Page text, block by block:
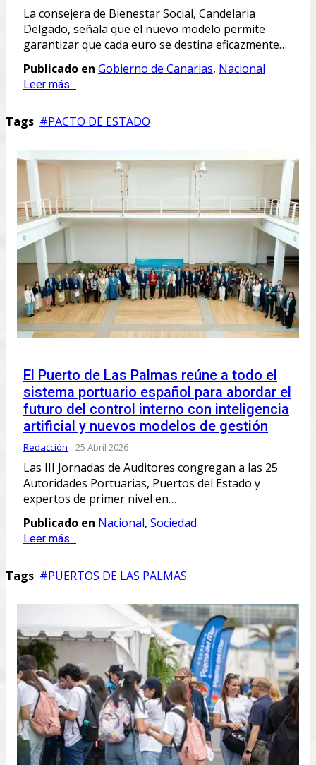
La consejera de Bienestar Social, Candelaria
Delgado, señala que el nuevo modelo permite
garantizar que cada euro se destina eficazmente…
Publicado en Gobierno de Canarias, Nacional
Leer más...
Tags PACTO DE ESTADO
El Puerto de Las Palmas reúne a todo el
sistema portuario español para abordar el
futuro del control interno con inteligencia
artificial y nuevos modelos de gestión
Redacción 25 Abril 2026
Las III Jornadas de Auditores congregan a las 25
Autoridades Portuarias, Puertos del Estado y
expertos de primer nivel en…
Publicado en Nacional, Sociedad
Leer más...
Tags PUERTOS DE LAS PALMAS